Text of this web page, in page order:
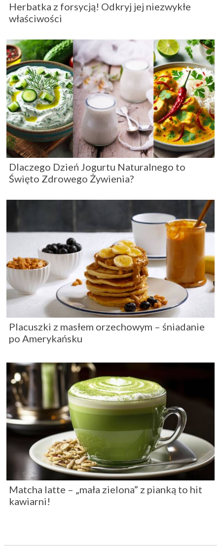
Herbatka z forsycją! Odkryj jej niezwykłe
właściwości
Dlaczego Dzień Jogurtu Naturalnego to
Święto Zdrowego Żywienia?
Placuszki z masłem orzechowym – śniadanie
po Amerykańsku
Matcha latte – „mała zielona” z pianką to hit
kawiarni!